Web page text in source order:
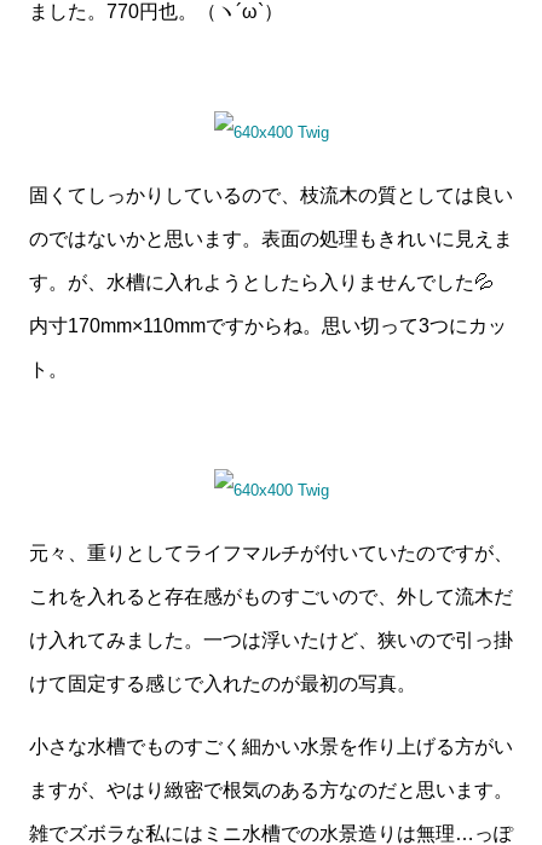
ました。770円也。（ヽ´ω`）
固くてしっかりしているので、枝流木の質としては良い
のではないかと思います。表面の処理もきれいに見えま
す。が、水槽に入れようとしたら入りませんでした💦
内寸170mm×110mmですからね。思い切って3つにカッ
ト。
元々、重りとしてライフマルチが付いていたのですが、
これを入れると存在感がものすごいので、外して流木だ
け入れてみました。一つは浮いたけど、狭いので引っ掛
けて固定する感じで入れたのが最初の写真。
小さな水槽でものすごく細かい水景を作り上げる方がい
ますが、やはり緻密で根気のある方なのだと思います。
雑でズボラな私にはミニ水槽での水景造りは無理…っぽ